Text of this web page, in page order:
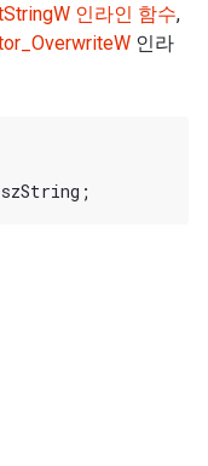
인라인 함수,
인라